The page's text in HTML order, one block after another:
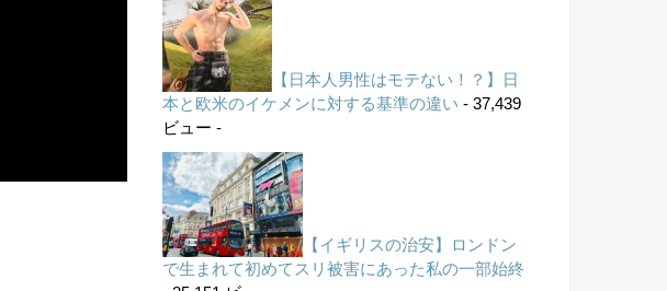
【日本人男性はモテない！？】日
本と欧米のイケメンに対する基準の違い - 37,439
ビュー -
【イギリスの治安】ロンドン
で生まれて初めてスリ被害にあった私の一部始終